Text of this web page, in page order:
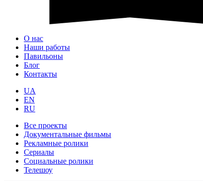
О нас
Наши работы
Павильоны
Блог
Контакты
UA
EN
RU
Все проекты
Документальные фильмы
Рекламные ролики
Сериалы
Социальные ролики
Телешоу